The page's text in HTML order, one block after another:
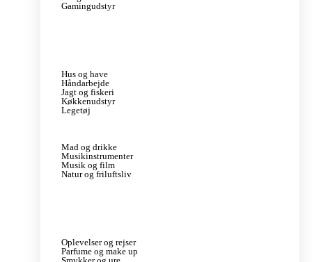
Gamingudstyr
Hus og have
Håndarbejde
Jagt og fiskeri
Køkkenudstyr
Legetøj
Mad og drikke
Musikinstrumenter
Musik og film
Natur og friluftsliv
Oplevelser og rejser
Parfume og make up